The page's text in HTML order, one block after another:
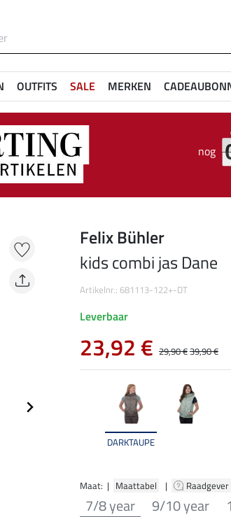
OUTFITS SALE MERKEN
nog
DARKTAUPE
Maat: | Maattabel | Raadgever
7/8 year 9/10 year
Felix Bühler
kids combi jas Dane
Artikelnr.: 681113-122+-DT
Leverbaar
23,92 € 29,90 €39,90 €